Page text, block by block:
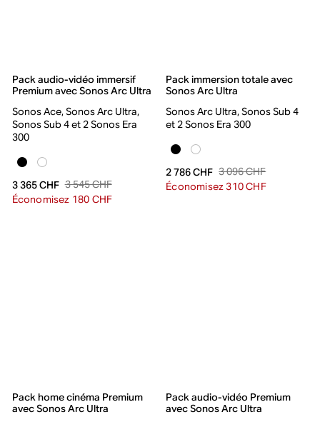
Pack audio-vidéo immersif
Premium avec Sonos Arc Ultra
Sonos Ace, Sonos Arc Ultra,
Sonos Sub 4 et 2 Sonos Era
300
3 365 CHF 3 545 CHF
Économisez 180 CHF
Pack immersion totale avec
Sonos Arc Ultra
Sonos Arc Ultra, Sonos Sub 4
et 2 Sonos Era 300
2 786 CHF 3 096 CHF
Économisez 310 CHF
Pack home cinéma Premium
avec Sonos Arc Ultra
Pack audio-vidéo Premium
avec Sonos Arc Ultra